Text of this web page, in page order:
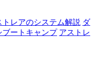
トレアのシステム解説 ダ
ブートキャンプ アストレ